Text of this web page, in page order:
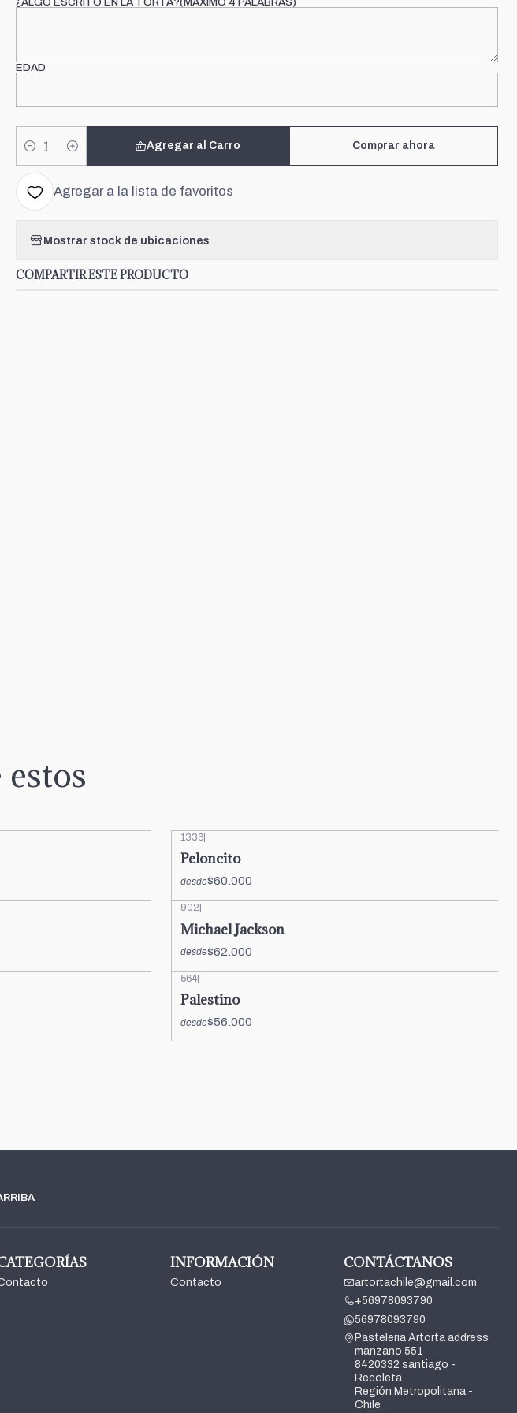
EDAD
Cantidad
Agregar al Carro Comprar ahora
Agregar a la lista de favoritos
Mostrar stock de ubicaciones
COMPARTIR ESTE PRODUCTO
1336|
Peloncito
desde$60.000
902
Michael Jackson
desde$62.000
564|
Palestino
desde$56.000
INFORMACIÓN
Contacto
CONTÁCTANOS
artortachile@gmail.com
+56978093790
56978093790
Pasteleria Artorta address
manzano 551
8420332 santiago -
Recoleta
Región Metropolitana -
Chile